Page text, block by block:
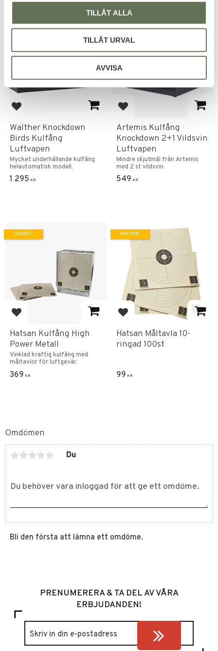
TILLÅT ALLA
TILLÅT URVAL
AVVISA
Omdömen
Du
Bli den första att lämna ett omdöme.
Lägg till i favoriter
Walther Knockdown
Birds Kulfång
Luftvapen
Mycket underhållande kulfång
helautomatisk modell.
1 295 KR
Lägg till i favoriter
Artemis Kulfång
Knockdown 2+1 Vildsvin
Luftvapen
Mindre skjutmål från Artemis
med 2 st vildsvin.
549 KR
FAVORIT
Lägg till i favoriter
Hatsan Kulfång High
Power Metall
Vinklad kraftig kulfång med
måltavlor för luftgevär.
369 KR
FAVORIT
Lägg till i favoriter
Hatsan Måltavla 10-
ringad 100st
99 KR
FAVORIT
PRENUMERERA & TA DEL AV VÅRA
ERBJUDANDEN!